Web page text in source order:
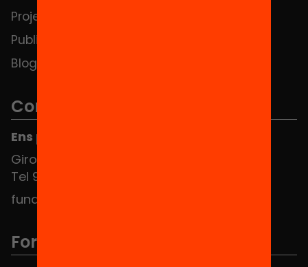
Projectes
Publicacions i vídeos
Blog
Contacte
Ens pots trobar al Hub Social
Girona 34, interior 08010 Barcelona
Tel 934 588 700
fundacio@equitat.org
Formem part de...